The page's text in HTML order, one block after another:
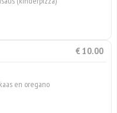
€ 10.00
en oregano